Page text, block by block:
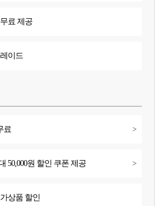
료 제공
이드
료 >
50,000원 할인 쿠폰 제공 >
상품 할인